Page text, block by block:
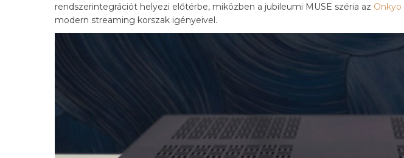
rendszerintegrációt helyezi előtérbe, miközben a jubileumi MUSE széria az Onkyo
modern streaming korszak igényeivel.